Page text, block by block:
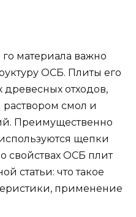
материала важно
ОСБ. Плиты его
древесных отходов,
смол и
Преимущественно
щепки
свойствах ОСБ плит
статьи: что такое
применение